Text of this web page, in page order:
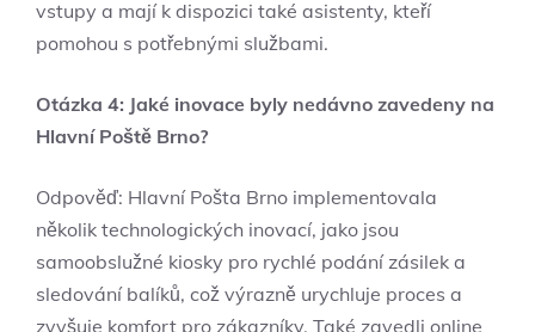
vstupy a mají k dispozici také asistenty, kteří
pomohou s potřebnými službami.
Otázka 4: Jaké inovace byly nedávno zavedeny na
Hlavní Poště Brno?
Odpověď: Hlavní Pošta Brno implementovala
několik technologických inovací, jako jsou
samoobslužné kiosky pro rychlé podání zásilek a
sledování balíků, což výrazně urychluje proces a
zvyšuje komfort pro zákazníky. Také zavedli online